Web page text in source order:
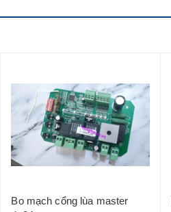
Bo mạch cổng lùa master